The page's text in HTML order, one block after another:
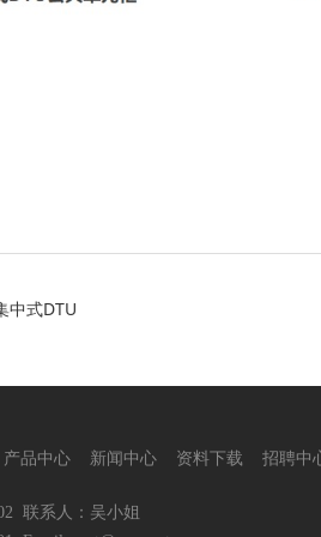
中式DTU
产品中心 新闻中心 资料下载 招聘中
联系人：吴小姐